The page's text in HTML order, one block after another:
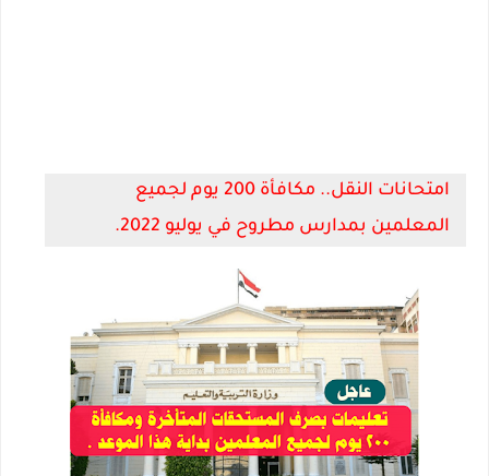
امتحانات النقل.. مكافأة 200 يوم لجميع
المعلمين بمدارس مطروح في يوليو 2022.